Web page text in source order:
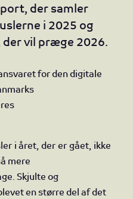
der samler
i 2025 og
der vil præge 2026.
for den digitale
i året, der er gået, ikke
mere
Skjulte og
en større del af det